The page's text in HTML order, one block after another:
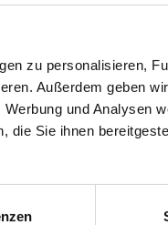
zu personalisieren,
Außerdem geben
und Analysen
die Sie ihnen
DE